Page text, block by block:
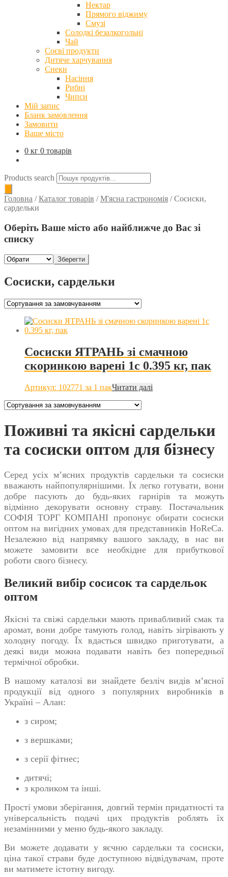
Нектар
Прямого віджиму
Смузі
Солодкі безалкогольні
Чай
Соєві продукти
Дитяче харчування
Снеки
Насіння
Рибні
Чипси
Мій запис
Бланк замовлення
Замовити
Ваше місто
0 кг 0 товарів
Products search
Головна /Каталог товарів /М'ясна гастрономія /Сосиски,
сардельки
Оберіть Ваше місто або найближче до Вас зі
списку
Зберегти
Сосиски, сардельки
Сосиски ЯТРАНЬ зі смачною
скоринкою варені 1с 0.395 кг, пак
Артикул: 102771 за 1 пакЧитати далі
Поживні та якісні сардельки
та сосиски оптом для бізнесу
Серед усіх м’ясних продуктів сардельки та сосиски
вважають найпопулярнішими. Їх легко готувати, вони
добре пасують до будь-яких гарнірів та можуть
відмінно декорувати основну страву. Постачальник
СОФІЯ ТОРГ КОМПАНІ пропонує обирати сосиски
оптом на вигідних умовах для представників HoReCa.
Незалежно від напрямку вашого закладу, в нас ви
можете замовити все необхідне для прибуткової
роботи свого бізнесу.
Великий вибір сосисок та сардельок
оптом
Якісні та свіжі сардельки мають привабливий смак та
аромат, вони добре тамують голод, навіть зігрівають у
холодну погоду. Їх вдасться швидко приготувати, а
деякі види можна подавати навіть без попередньої
термічної обробки.
В нашому каталозі ви знайдете безліч видів м’ясної
продукції від одного з популярних виробників в
Україні – Алан:
з сиром;
з вершками;
з серії фітнес;
дитячі;
з кроликом та інші.
Прості умови зберігання, довгий термін придатності та
універсальність подачі цих продуктів роблять їх
незамінними у меню будь-якого закладу.
Ви можете додавати у яєчню сардельки та сосиски,
ціна такої страви буде доступною відвідувачам, проте
ви матимете істотну вигоду.